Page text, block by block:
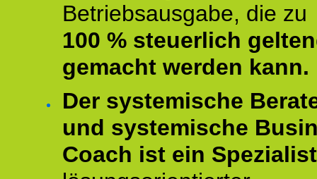
Betriebsausgabe, die zu
100 % steuerlich
gemacht werden kann.
Der systemische
und systemische
Coach ist ein